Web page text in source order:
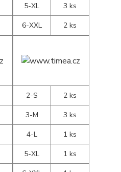
5-XL
3 ks
6-XXL
2 ks
2-S
2 ks
3-M
3 ks
4-L
1 ks
5-XL
1 ks